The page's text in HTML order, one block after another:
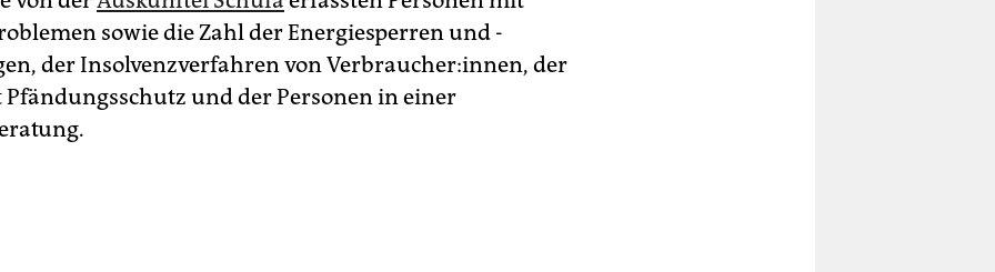
sowie die Zahl der Energiesperren und -
der Insolvenzverfahren von Verbraucher:innen, der
und der Personen in einer